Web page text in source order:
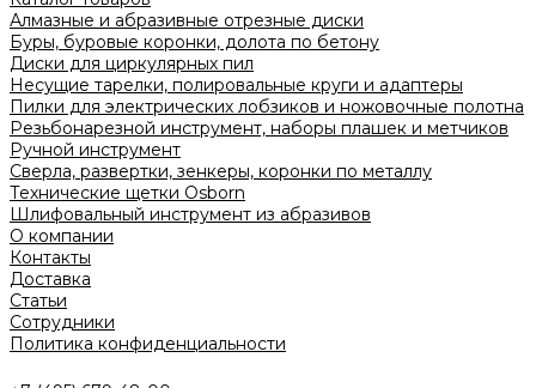
Алмазные и абразивные отрезные диски
Буры, буровые коронки, долота по бетону
Диски для циркулярных пил
Несущие тарелки, полировальные круги и адаптеры
Пилки для электрических лобзиков и ножовочные полотна
Резьбонарезной инструмент, наборы плашек и метчиков
Ручной инструмент
Сверла, развертки, зенкеры, коронки по металлу
Технические щетки Osborn
Шлифовальный инструмент из абразивов
О компании
Контакты
Доставка
Статьи
Сотрудники
Политика конфиденциальности